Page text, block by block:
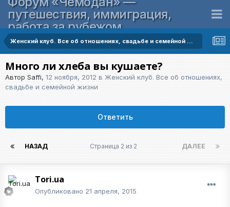
путешествия, иммиграция,
работа за рубежом
Женский клуб. Все об отношениях, свадьбе и семейной жизни
Много ли хлеба вы кушаете?
Автор Saffi, 12 ноября, 2012 в Женский клуб. Все об отношениях,
свадьбе и семейной жизни
Ответить
НАЗАД ДАЛЕЕ
Страница 2 из 2
Tori.ua
Опубликовано 21 апреля, 2015